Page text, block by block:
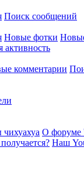
Поиск сообщений
Новые фотки
активность
комментарии
О форуме
Наш